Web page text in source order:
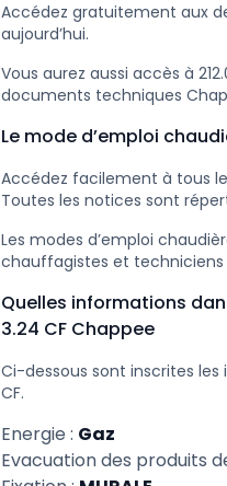
Accédez gratuitement aux
aujourd’hui.
Vous aurez aussi accès à
documents techniques
Le mode d’emploi
Accédez facilement à tous
Toutes les notices sont
Les modes d’emploi
chauffagistes et techniciens
Quelles informations
3.24 CF Chappee
Ci-dessous sont inscrites les
CF.
Energie : Gaz
Evacuation des produits